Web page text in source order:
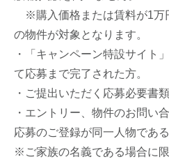
※購入価格または賃料が1万
の物件が対象となります。
・「キャンペーン特設サイト
て応募まで完了された方。
・ご提出いただく応募必要書
・エントリー、物件のお問い
応募のご登録が同一人物である
※ご家族の名義である場合に